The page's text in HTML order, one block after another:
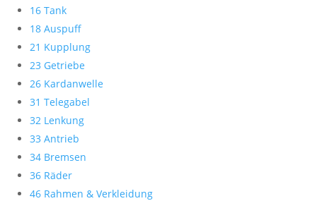
16 Tank
18 Auspuff
21 Kupplung
23 Getriebe
26 Kardanwelle
31 Telegabel
32 Lenkung
33 Antrieb
34 Bremsen
36 Räder
46 Rahmen & Verkleidung